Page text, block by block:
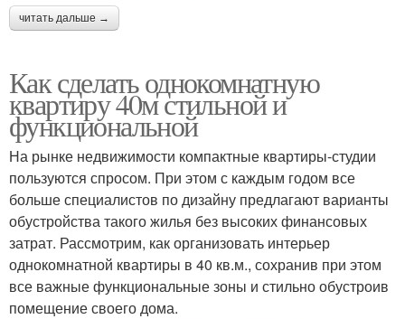
читать дальше →
Как сделать однокомнатную
квартиру 40м стильной и
функциональной
На рынке недвижимости компактные квартиры-студии
пользуются спросом. При этом с каждым годом все
больше специалистов по дизайну предлагают варианты
обустройства такого жилья без высоких финансовых
затрат. Рассмотрим, как организовать интерьер
однокомнатной квартиры в 40 кв.м., сохранив при этом
все важные функциональные зоны и стильно обустроив
помещение своего дома.